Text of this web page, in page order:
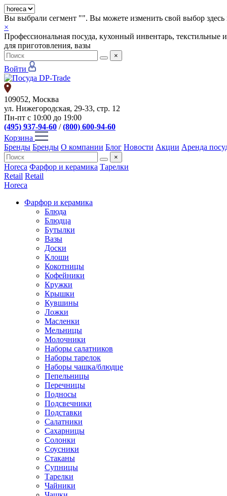
Вы выбрали сегмент "". Вы можете изменить свой выбор
×
Профессиональная посуда, кухонный инвентарь, текстильные
для приготовления, вазы
×
Войти
109052, Москва
ул. Нижегородская, 29-33, стр. 12
Пн-пт с 10:00 до 19:00
(495) 937-94-60 /(800) 600-94-60
Корзина
Бренды Бренды О компании Блог Новости Акции Аренда
×
Horeca Фарфор и керамика Тарелки
Retail Retail
Horeca
Фарфор и керамика
Блюда
Блюдца
Бутылки
Вазы
Доски
Клоши
Кокотницы
Кофейники
Кружки
Крышки
Кувшины
Ложки
Масленки
Мельницы
Молочники
Наборы салатников
Наборы тарелок
Наборы чашка/блюдце
Пепельницы
Перечницы
Подносы
Подсвечники
Подставки
Салатники
Сахарницы
Солонки
Соусники
Стаканы
Супницы
Тарелки
Чайники